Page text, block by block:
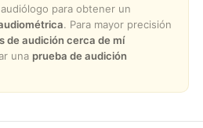
audiólogo para obtener un
. Para mayor precisión
de audición cerca de mí
una prueba de audición